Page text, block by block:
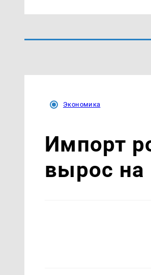
Экономика
Импорт
вырос на